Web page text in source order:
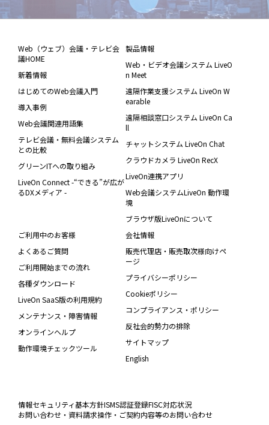
Web（ウェブ）会議・テレビ会
議HOME
新着情報
はじめてのWeb会議入門
導入事例
Web会議関連用語集
テレビ会議・無料会議システム
との比較
グリーンITへの取り組み
LiveOn Connect -“できる”が広が
るDXメディア -
製品情報
Web・ビデオ会議システム LiveO
n Meet
遠隔作業支援システム LiveOn W
earable
遠隔相談窓口システム LiveOn Ca
ll
チャットシステム LiveOn Chat
クラウドカメラ LiveOn RecX
LiveOn連携アプリ
Web会議システムLiveOn 動作環
境
ブラウザ版LiveOnについて
ご利用中のお客様
よくあるご質問
ご利用開始までの流れ
各種ダウンロード
LiveOn SaaS版の利用規約
メンテナンス・障害情報
オンラインヘルプ
動作環境チェックツール
会社情報
販売代理店・販売取次様向けペ
ージ
プライバシーポリシー
Cookieポリシー
コンプライアンス・ポリシー
反社会的勢力の排除
サイトマップ
English
情報セキュリティ基本方針ISMS認証登録FISC対応状況
お問い合わせ・資料請求操作・ご契約内容等のお問い合わせ